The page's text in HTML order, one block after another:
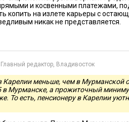
синяя штриховка региона, тем
и наименьшим
и косвенными платежами,
копить на излете карьеры с
никак не представляется.
Главный редактор, Владивосток
Карелии меньше, чем в Мурманской
в Мурманске, а прожиточный
То есть, пенсионеру в Карелии